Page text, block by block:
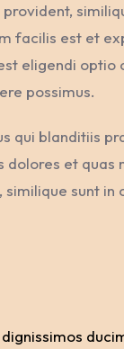
facilis est et
eligendi optio
possimus.
qui blanditiis
et quas
sunt in